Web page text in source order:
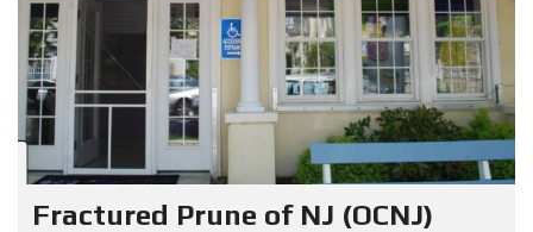
Fractured Prune of NJ (OCNJ)